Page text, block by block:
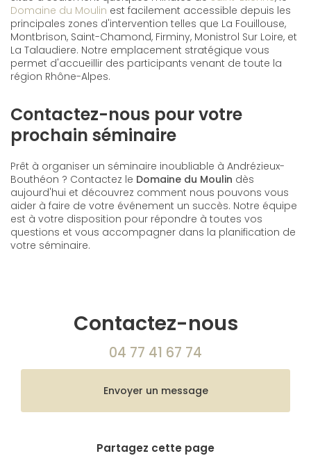
Domaine du Moulin est facilement accessible depuis les
principales zones d'intervention telles que La Fouillouse,
Montbrison, Saint-Chamond, Firminy, Monistrol Sur Loire, et
La Talaudiere. Notre emplacement stratégique vous
permet d'accueillir des participants venant de toute la
région Rhône-Alpes.
Contactez-nous pour votre
prochain séminaire
Prêt à organiser un séminaire inoubliable à Andrézieux-
Bouthéon ? Contactez le Domaine du Moulin dès
aujourd'hui et découvrez comment nous pouvons vous
aider à faire de votre événement un succès. Notre équipe
est à votre disposition pour répondre à toutes vos
questions et vous accompagner dans la planification de
votre séminaire.
Contactez-nous
04 77 41 67 74
Envoyer un message
Partagez cette page